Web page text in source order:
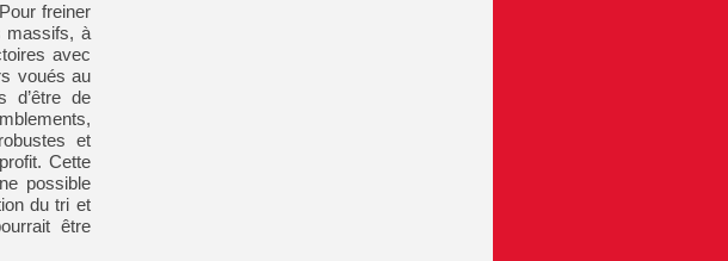
freiner
massifs, à
avec
voués au
d’être de
et
Cette
possible
du tri et
être